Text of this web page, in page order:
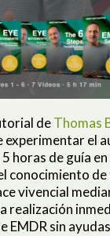
deThomas
experimentar el
horas de guía
conocimiento
vivencial
realización
EMDR sin